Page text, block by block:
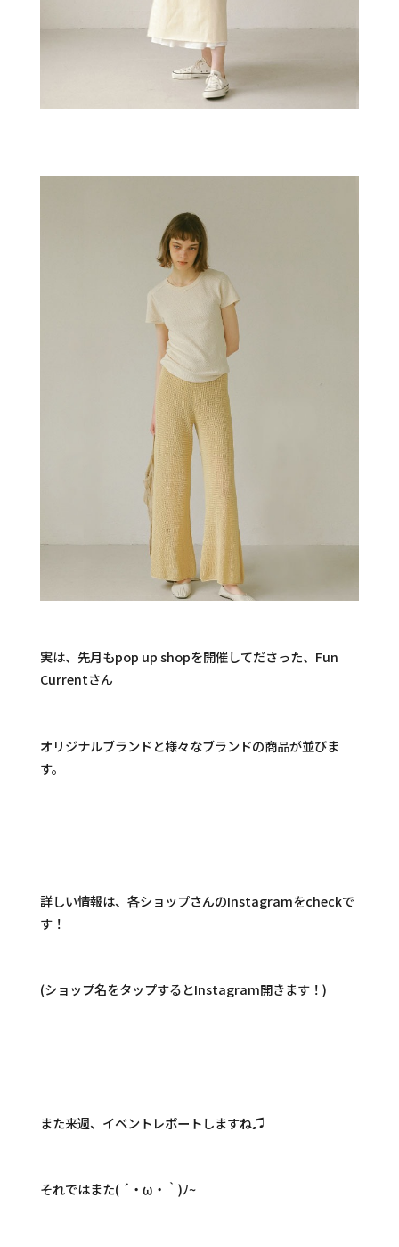
実は、先月もpop up shopを開催してださった、Fun
Currentさん
オリジナルブランドと様々なブランドの商品が並びま
す。
詳しい情報は、各ショップさんのInstagramをcheckで
す！
(ショップ名をタップするとInstagram開きます！)
また来週、イベントレポートしますね♫
それではまた( ´・ω・｀)ﾉ~